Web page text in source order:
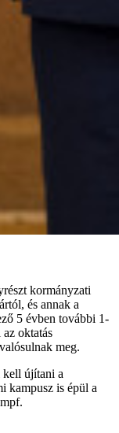
kormányzati
és annak a
5 évben további 1-
oktatás
meg.
kell újítani a
kampusz is épül a